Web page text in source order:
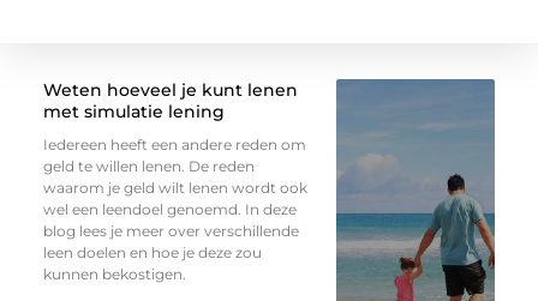
Weten hoeveel je kunt lenen
met simulatie lening
Iedereen heeft een andere reden om
geld te willen lenen. De reden
waarom je geld wilt lenen wordt ook
wel een leendoel genoemd. In deze
blog lees je meer over verschillende
leen doelen en hoe je deze zou
kunnen bekostigen.